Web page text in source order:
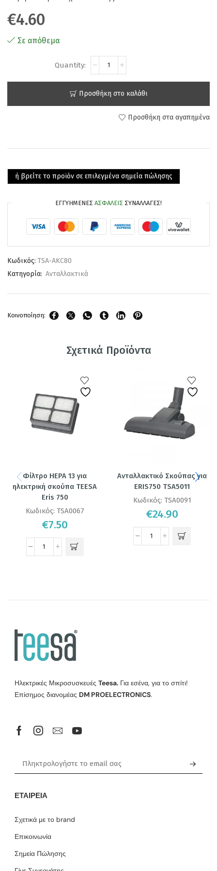
€4.60
Σε απόθεμα
Προσθήκη στο καλάθι
Προσθήκη στα αγαπημένα
ή βρείτε το προϊόν σε επιλεγμένα σημεία πώλησης
ΕΓΓΥΗΜΈΝΕΣ ΑΣΦΑΛΕΊΣ ΣΥΝΑΛΛΑΓΈΣ!
Κωδικός: TSA-AKC80
Κατηγορία: Ανταλλακτικά
Κοινοποίηση:
Σχετικά Προϊόντα
Φίλτρο HEPA 13 για
ηλεκτρική σκούπα TEESA
Eris 750
Κωδικός: TSA0067
€7.50
Ανταλλακτικό Σκούπας για
ERIS750 TSA5011
Κωδικός: TSA0091
€24.90
Ηλεκτρικές Μικροσυσκευές Teesa. Για εσένα, για το σπίτι!
Επίσημος διανομέας DM PROELECTRONICS.
ΕΤΑΙΡΕΊΑ
Σχετικά με το brand
Επικοινωνία
Σημεία Πώλησης